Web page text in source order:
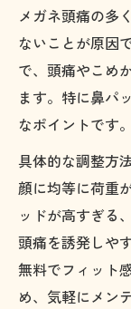
メガネ頭痛の多
ないことが原因
で、頭痛やこめ
ます。特に鼻パ
なポイントです。
具体的な調整方
顔に均等に荷重
ッドが高すぎる
頭痛を誘発しや
無料でフィット
め、気軽にメン